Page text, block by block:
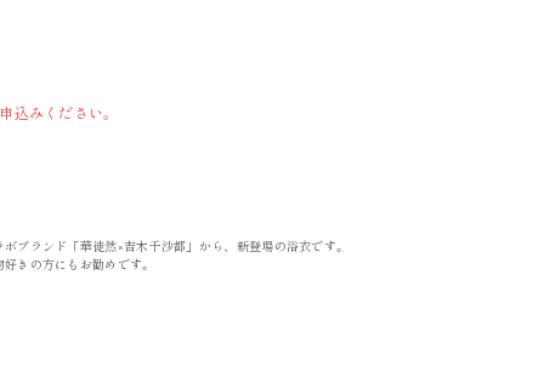
OBI
込みください。
ブランド「華徒然×吉木千沙都」から、新登場の浴衣です。
きの方にもお勧めです。